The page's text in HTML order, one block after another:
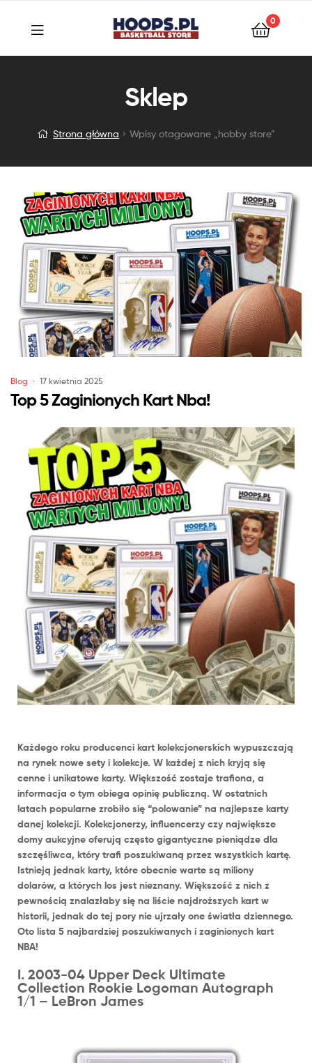
0
Sklep
Strona główna Wpisy otagowane „hobby store”
Blog 17 kwietnia 2025
Top 5 Zaginionych Kart Nba!
Każdego roku producenci kart kolekcjonerskich wypuszczają
na rynek nowe sety i kolekcje. W każdej z nich kryją się
cenne i unikatowe karty. Większość zostaje trafiona, a
informacja o tym obiega opinię publiczną. W ostatnich
latach popularne zrobiło się “polowanie” na najlepsze karty
danej kolekcji. Kolekcjonerzy, influencerzy czy największe
domy aukcyjne oferują często gigantyczne pieniądze dla
szczęśliwca, który trafi poszukiwaną przez wszystkich kartę.
Istnieją jednak karty, które obecnie warte są miliony
dolarów, a których los jest nieznany. Większość z nich z
pewnością znalazłaby się na liście najdroższych kart w
historii, jednak do tej pory nie ujrzały one światła dziennego.
Oto lista 5 najbardziej poszukiwanych i zaginionych kart
NBA!
I. 2003-04 Upper Deck Ultimate
Collection Rookie Logoman Autograph
1/1 – LeBron James